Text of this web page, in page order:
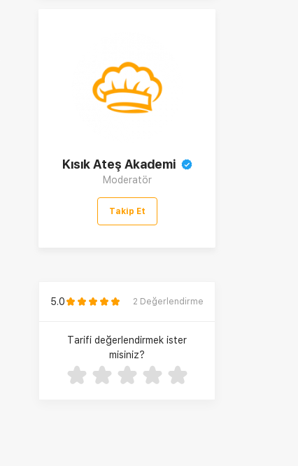
Kısık Ateş Akademi
Moderatör
Takip Et
5.0 2 Değerlendirme
Tarifi değerlendirmek ister
misiniz?